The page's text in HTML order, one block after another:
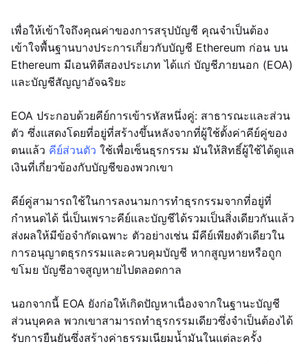
เพื่อให้เข้าใจถึงคุณค่าของการสรุปบัญชี คุณจำเป็นต้อง
เข้าใจพื้นฐานบางประการเกี่ยวกับบัญชี Ethereum ก่อน บน
Ethereum มีเอนทิตีสองประเภท ได้แก่ บัญชีภายนอก (EOA)
และบัญชีสัญญาอัจฉริยะ
EOA ประกอบด้วยคีย์การเข้ารหัสหนึ่งคู่: สาธารณะและส่วน
ตัว ซึ่งแสดงโดยที่อยู่ที่สร้างขึ้นหลังจากที่ผู้ใช้ตั้งค่าคีย์คู่ของ
ตนแล้ว คีย์ส่วนตัว ใช้เพื่อเซ็นธุรกรรม มันให้สิทธิ์ผู้ใช้ได้ดูแล
เงินที่เกี่ยวข้องกับบัญชีของพวกเขา
คีย์คู่สามารถใช้ในการลงนามการทำธุรกรรมจากที่อยู่ที่
กำหนดได้ นี่เป็นเพราะคีย์และบัญชีได้รวมเป็นสิ่งเดียวกันแล้ว
ส่งผลให้มีข้อจำกัดเฉพาะ ตัวอย่างเช่น มีคีย์เพียงตัวเดียวใน
การอนุญาตธุรกรรมและควบคุมบัญชี หากสูญหายหรือถูก
ขโมย บัญชีอาจสูญหายไปตลอดกาล
นอกจากนี้ EOA ยังก่อให้เกิดปัญหาเนื่องจากในฐานะบัญชี
ส่วนบุคคล พวกเขาสามารถทำธุรกรรมเดียวซึ่งจำเป็นต้องได้
รับการยืนยันซึ่งสร้างค่าธรรมเนียมน้ำมันในแต่ละครั้ง